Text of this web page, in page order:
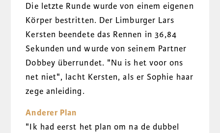
Die letzte Runde wurde von einem eigenen
Körper bestritten. Der Limburger Lars
Kersten beendete das Rennen in 36,84
Sekunden und wurde von seinem Partner
Dobbey überrundet. "Nu is het voor ons
net niet", lacht Kersten, als er Sophie haar
zege anleiding.
Anderer Plan
"Ik had eerst het plan om na de dubbel